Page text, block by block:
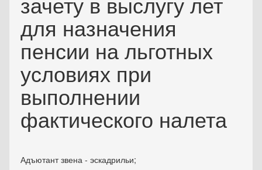
для назначения
пенсии на льготных
условиях при
выполнении
фактического налета
Адъютант звена - эскадрильи;